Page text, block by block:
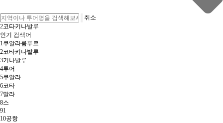
취소
3키나발루
인기 검색어
1쿠알라룸푸르
2코타키나발루
3키나발루
4투어
5쿠알라
6코타
7말라
8스
91
10공항